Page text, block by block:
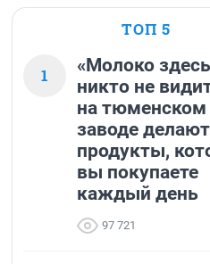
ТОП 5
1
«Молоко
никто не
на тюменском
заводе делают
продукты,
вы покупаете
каждый день
97 721